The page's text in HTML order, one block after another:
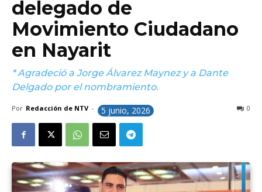
delegado de
Movimiento Ciudadano
en Nayarit
* Agradeció a Jorge Álvarez Maynez y a Dante
Delgado por el nombramiento.
Por Redacción de NTV - 5 junio, 2026 0